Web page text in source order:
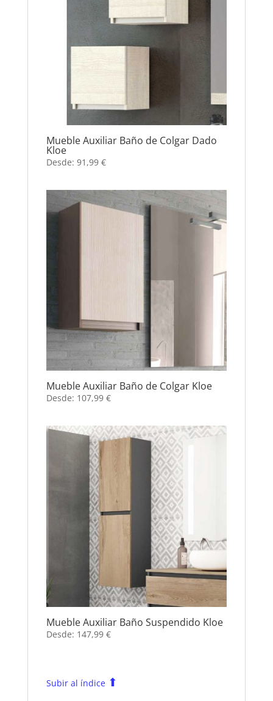
Mueble Auxiliar Baño de Colgar Dado
Kloe
Desde: 91,99 €
Mueble Auxiliar Baño de Colgar Kloe
Desde: 107,99 €
Mueble Auxiliar Baño Suspendido Kloe
Desde: 147,99 €
Subir al índice ⬆